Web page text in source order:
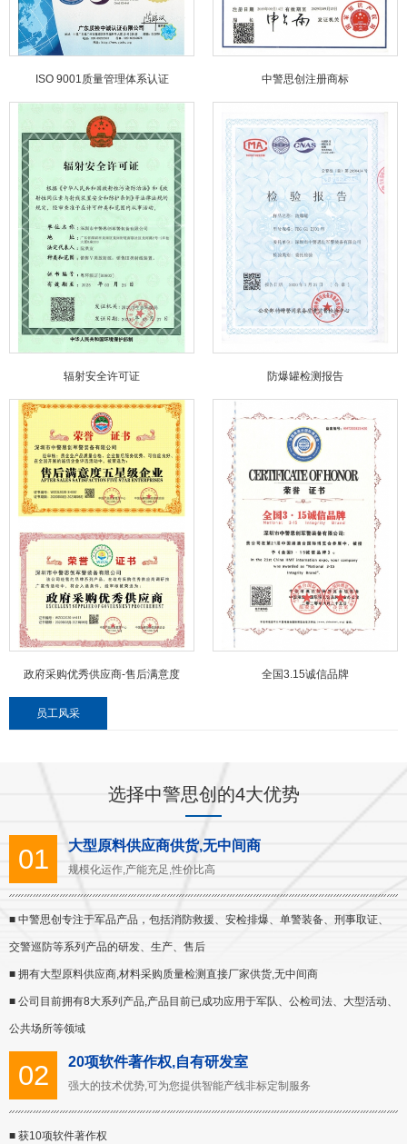
ISO 9001质量管理体系认证 中警思创注册商标
辐射安全许可证 防爆罐检测报告
政府采购优秀供应商-售后满意度 全国3.15诚信品牌
员工风采
选择中警思创的4大优势
01 大型原料供应商供货,无中间商
规模化运作,产能充足,性价比高
■ 中警思创专注于军品产品，包括消防救援、安检排爆、单警装备、刑事取证、
交警巡防等系列产品的研发、生产、售后
■ 拥有大型原料供应商,材料采购质量检测直接厂家供货,无中间商
■ 公司目前拥有8大系列产品,产品目前已成功应用于军队、公检司法、大型活动、
公共场所等领域
02 20项软件著作权,自有研发室
强大的技术优势,可为您提供智能产线非标定制服务
■ 获10项软件著作权